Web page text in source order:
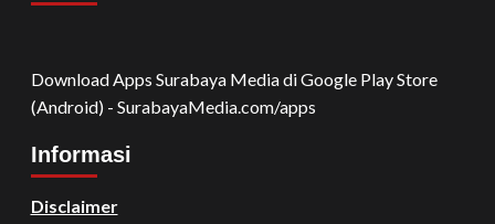
Download Apps Surabaya Media di Google Play Store
(Android) - SurabayaMedia.com/apps
Informasi
Disclaimer